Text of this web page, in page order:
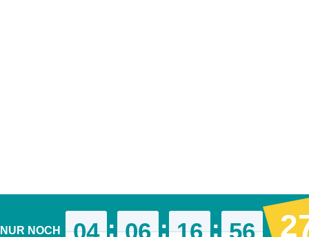
NUR NOCH 04 : 06 : 16 : 56